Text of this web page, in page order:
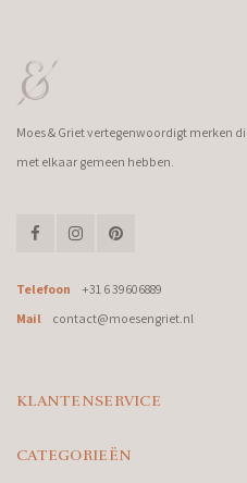
Moes & Griet vertegenwoordigt merken
met elkaar gemeen hebben.
Telefoon
+31 6 39606889
Mail
contact@moesengriet.nl
KLANTENSERVICE
CATEGORIEËN